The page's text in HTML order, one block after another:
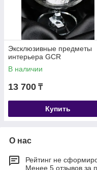
Эксклюзивные предметы
интерьера GCR
В наличии
13 700 ₸
Купить
О нас
Рейтинг не
Менее 5 отзывов за